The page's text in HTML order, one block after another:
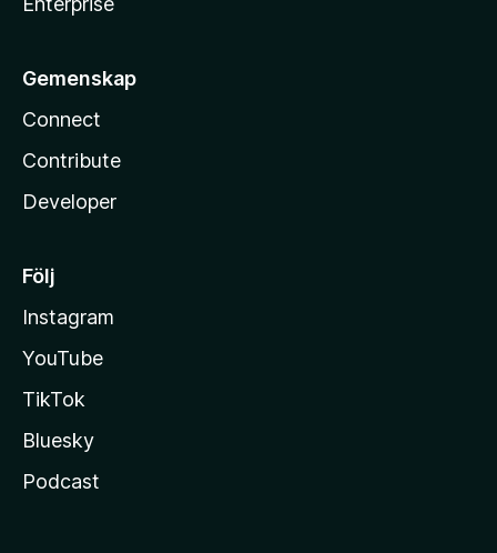
Gemenskap
Connect
Contribute
Developer
Följ
Instagram
YouTube
TikTok
Bluesky
Podcast